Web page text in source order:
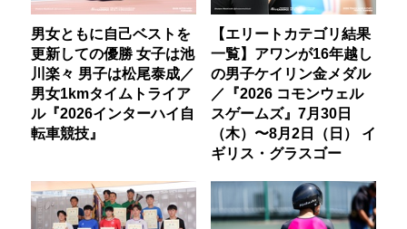
男女ともに自己ベストを
更新しての優勝 女子は池
川楽々 男子は松尾泰成／
男女1kmタイムトライア
ル『2026インターハイ自
転車競技』
【エリートカテゴリ結果
一覧】アワンが16年越し
の男子ケイリン金メダル
／『2026 コモンウェル
スゲームズ』7月30日
（木）〜8月2日（日） イ
ギリス・グラスゴー